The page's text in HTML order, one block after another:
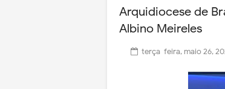
Arquidiocese de
Albino Meireles
terça-feira, maio 26,